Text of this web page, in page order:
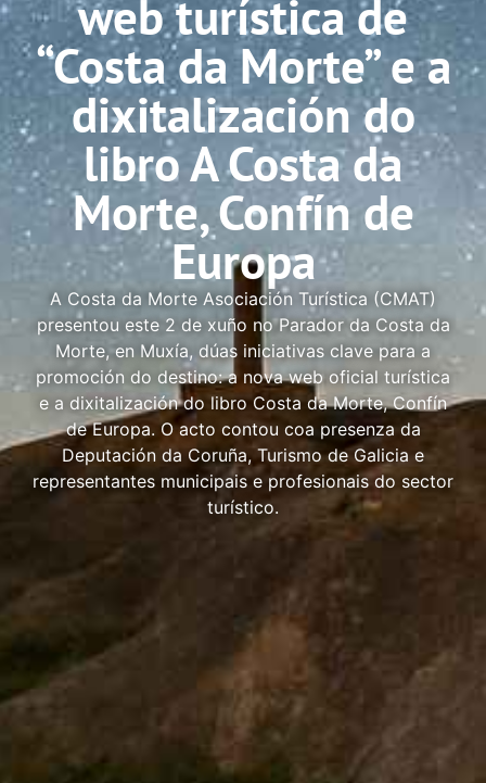
web turística de
“Costa da Morte” e a
dixitalización do
libro A Costa da
Morte, Confín de
Europa
A Costa da Morte Asociación Turística (CMAT)
presentou este 2 de xuño no Parador da Costa da
Morte, en Muxía, dúas iniciativas clave para a
promoción do destino: a nova web oficial turística
e a dixitalización do libro Costa da Morte, Confín
de Europa. O acto contou coa presenza da
Deputación da Coruña, Turismo de Galicia e
representantes municipais e profesionais do sector
turístico.